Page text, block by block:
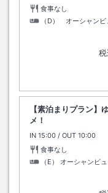
食事なし
（D） オーシャン
【素泊まりプラン】
メ！
IN チェックイン
15:00 / OUT チェック
10:00
食事なし
（E） オーシャンビ